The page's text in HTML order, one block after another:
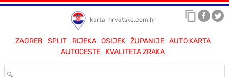
karta-hrvatske.com.hr
ZAGREB SPLIT RIJEKA OSIJEK ŽUPANIJE
AUTO KARTA
AUTOCESTE
KVALITETA ZRAKA